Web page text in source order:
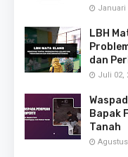
Januari
LBH
dan
Juli 02,
Bapak
Tanah